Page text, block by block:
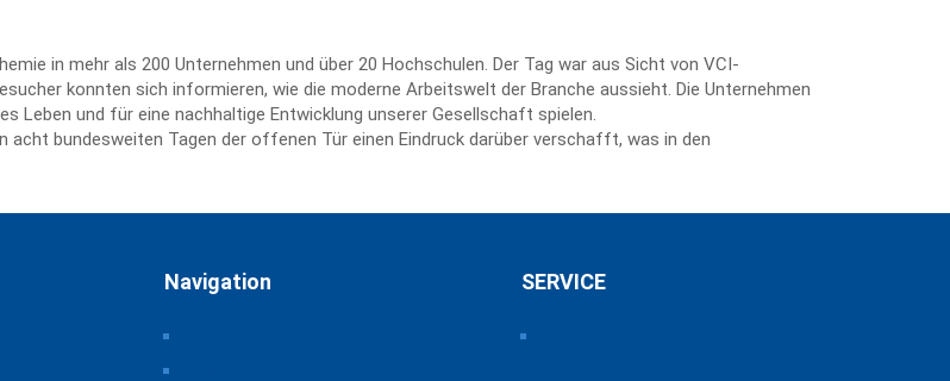
in mehr als 200 Unternehmen und über 20 Hochschulen. Der Tag war aus Sicht von VCI-
konnten sich informieren, wie die moderne Arbeitswelt der Branche aussieht. Die Unternehmen
Leben und für eine nachhaltige Entwicklung unserer Gesellschaft spielen.
acht bundesweiten Tagen der offenen Tür einen Eindruck darüber verschafft, was in den
Navigation SERVICE